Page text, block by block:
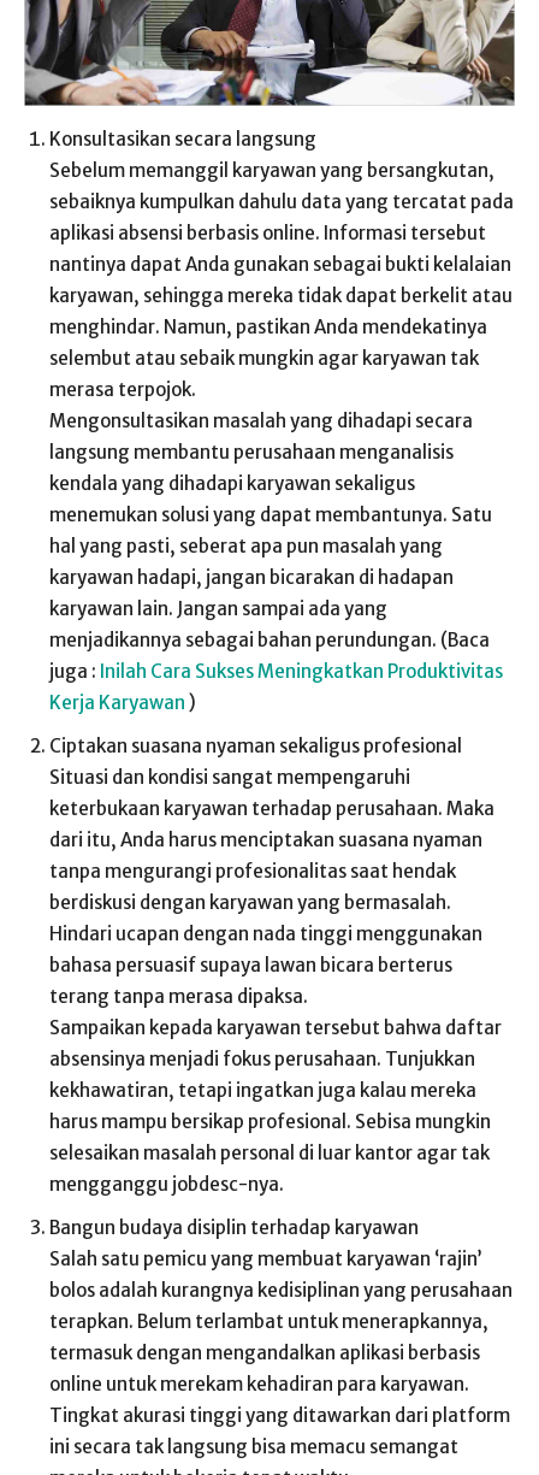
Konsultasikan secara langsung
Sebelum memanggil karyawan yang bersangkutan,
sebaiknya kumpulkan dahulu data yang tercatat pada
aplikasi absensi berbasis online. Informasi tersebut
nantinya dapat Anda gunakan sebagai bukti kelalaian
karyawan, sehingga mereka tidak dapat berkelit atau
menghindar. Namun, pastikan Anda mendekatinya
selembut atau sebaik mungkin agar karyawan tak
merasa terpojok.
Mengonsultasikan masalah yang dihadapi secara
langsung membantu perusahaan menganalisis
kendala yang dihadapi karyawan sekaligus
menemukan solusi yang dapat membantunya. Satu
hal yang pasti, seberat apa pun masalah yang
karyawan hadapi, jangan bicarakan di hadapan
karyawan lain. Jangan sampai ada yang
menjadikannya sebagai bahan perundungan. (Baca
juga : Inilah Cara Sukses Meningkatkan Produktivitas
Kerja Karyawan )
Ciptakan suasana nyaman sekaligus profesional
Situasi dan kondisi sangat mempengaruhi
keterbukaan karyawan terhadap perusahaan. Maka
dari itu, Anda harus menciptakan suasana nyaman
tanpa mengurangi profesionalitas saat hendak
berdiskusi dengan karyawan yang bermasalah.
Hindari ucapan dengan nada tinggi menggunakan
bahasa persuasif supaya lawan bicara berterus
terang tanpa merasa dipaksa.
Sampaikan kepada karyawan tersebut bahwa daftar
absensinya menjadi fokus perusahaan. Tunjukkan
kekhawatiran, tetapi ingatkan juga kalau mereka
harus mampu bersikap profesional. Sebisa mungkin
selesaikan masalah personal di luar kantor agar tak
mengganggu jobdesc-nya.
Bangun budaya disiplin terhadap karyawan
Salah satu pemicu yang membuat karyawan ‘rajin’
bolos adalah kurangnya kedisiplinan yang perusahaan
terapkan. Belum terlambat untuk menerapkannya,
termasuk dengan mengandalkan aplikasi berbasis
online untuk merekam kehadiran para karyawan.
Tingkat akurasi tinggi yang ditawarkan dari platform
ini secara tak langsung bisa memacu semangat